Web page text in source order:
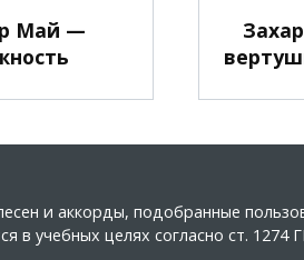
Май —
и аккорды, подобранные
в учебных целях согласно ст. 1274